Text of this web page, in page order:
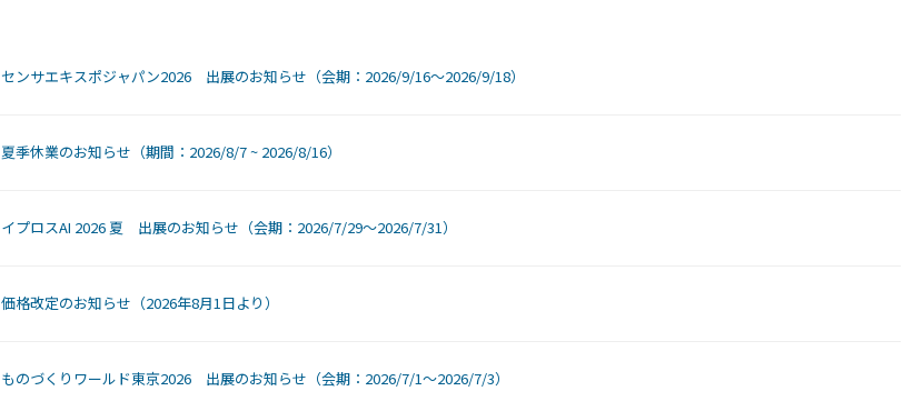
センサエキスポジャパン2026 出展のお知らせ（会期：2026/9/16〜2026/9/18）
夏季休業のお知らせ（期間：2026/8/7 ~ 2026/8/16）
イプロスAI 2026 夏 出展のお知らせ（会期：2026/7/29〜2026/7/31）
価格改定のお知らせ（2026年8月1日より）
ものづくりワールド東京2026 出展のお知らせ（会期：2026/7/1～2026/7/3）